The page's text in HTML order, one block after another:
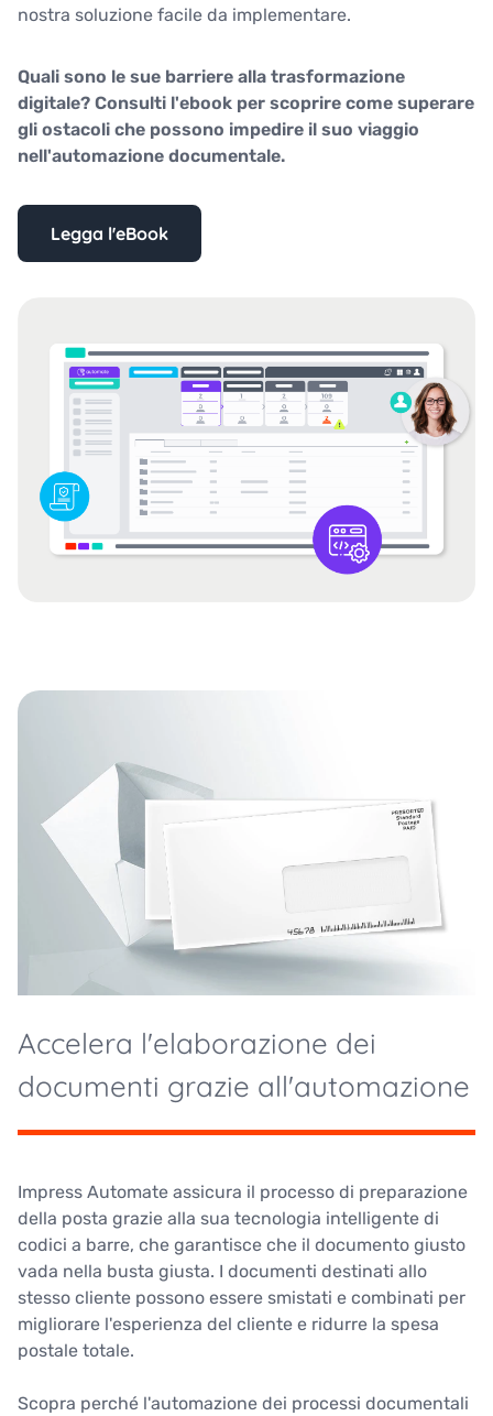
nostra soluzione facile da implementare.
Quali sono le sue barriere alla trasformazione
digitale? Consulti l'ebook per scoprire come superare
gli ostacoli che possono impedire il suo viaggio
nell'automazione documentale.
Legga l'eBook
Accelera l'elaborazione dei
documenti grazie all'automazione
Impress Automate assicura il processo di preparazione
della posta grazie alla sua tecnologia intelligente di
codici a barre, che garantisce che il documento giusto
vada nella busta giusta. I documenti destinati allo
stesso cliente possono essere smistati e combinati per
migliorare l'esperienza del cliente e ridurre la spesa
postale totale.
Scopra perché l'automazione dei processi documentali